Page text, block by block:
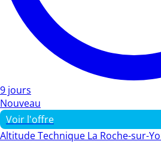
9 jours
Nouveau
Voir l'offre
Altitude Technique La Roche-sur-